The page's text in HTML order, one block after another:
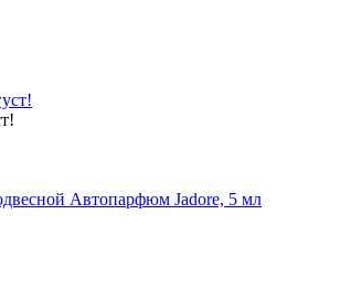
Автопарфюм Jadore, 5 мл